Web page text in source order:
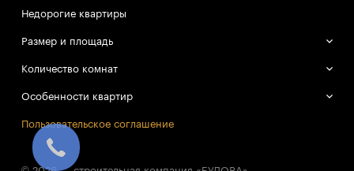
Недорогие квартиры
Размер и площадь
Большие квартиры
Маленькие квартиры
Количество комнат
Однокомнатные квартиры
Трёхкомнатные квартиры
Особенности квартир
Смарт-квартиры
Пользовательское соглашение